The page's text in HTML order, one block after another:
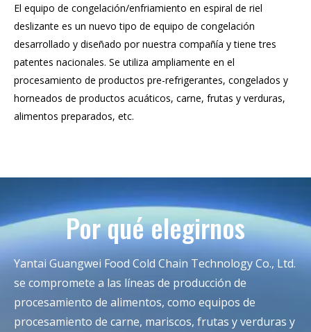
El equipo de congelación/enfriamiento en espiral de riel
deslizante es un nuevo tipo de equipo de congelación
desarrollado y diseñado por nuestra compañía y tiene tres
patentes nacionales. Se utiliza ampliamente en el
procesamiento de productos pre-refrigerantes, congelados y
horneados de productos acuáticos, carne, frutas y verduras,
alimentos preparados, etc.
Por qué elegirnos
Yantai Guangwei Food Cold Chain Technology Co., Ltd.
se compromete a las líneas de producción de
procesamiento de alimentos, como equipos de
procesamiento de carne, mariscos, frutas y verduras y